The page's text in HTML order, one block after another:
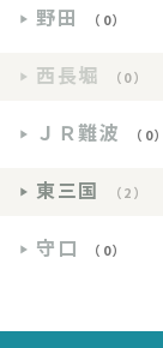
野田 （0）
西長堀 （0）
ＪＲ難波 （0）
東三国 （2）
守口 （0）